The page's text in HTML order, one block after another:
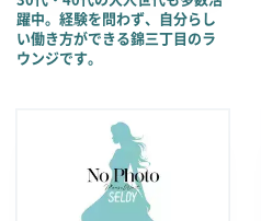
躍中。経験を問わず、自分らし
い働き方ができる錦三丁目のラ
ウンジです。